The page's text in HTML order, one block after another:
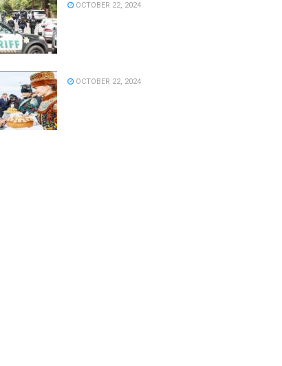
OCTOBER 22, 2024
OCTOBER 22, 2024